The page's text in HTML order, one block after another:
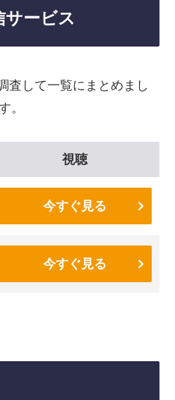
ービス
査して一覧にまとめまし
。
視聴
今すぐ見る
今すぐ見る